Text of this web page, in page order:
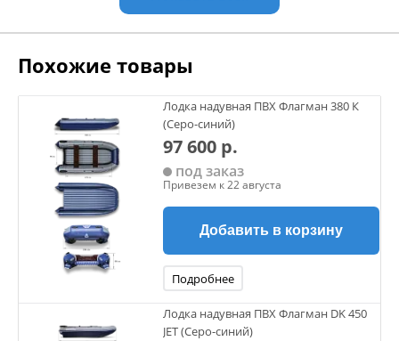
разгона, скольжение, на высшем уровне. На надувной
лодке ФЛАГМАН 280 установлена опорная пластина Fast
концов баллонов в корме и опорная пластина помогают
дельфинировать. Изучив предложения конкурентов по
лодкам одноклассникам, можем сделать вывод, что на
сегодня лучшего, чем у нас предложения цена —
качество нет!
Похожие товары
Лодка надувная ПВХ Флагман 380 К
(Серо-синий)
97 600 р.
под заказ
Привезем к 22 августа
Добавить в корзину
Подробнее
Лодка надувная ПВХ Флагман DK 450
JET (Серо-синий)